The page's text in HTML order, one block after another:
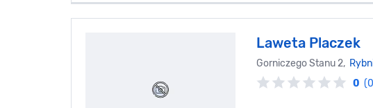
Laweta Placzek
Gorniczego Stanu 2,
0